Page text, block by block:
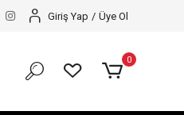
Giriş Yap / Üye Ol
0